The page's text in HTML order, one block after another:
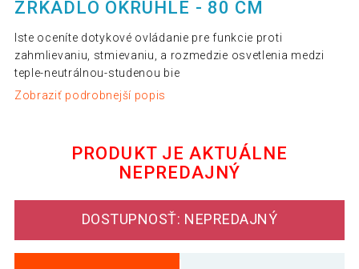
ZRKADLO OKRÚHLE - 80 CM
Iste oceníte dotykové ovládanie pre funkcie proti
zahmlievaniu, stmievaniu, a rozmedzie osvetlenia medzi
teple-neutrálnou-studenou bie
Zobraziť podrobnejší popis
PRODUKT JE AKTUÁLNE
NEPREDAJNÝ
DOSTUPNOSŤ: NEPREDAJNÝ